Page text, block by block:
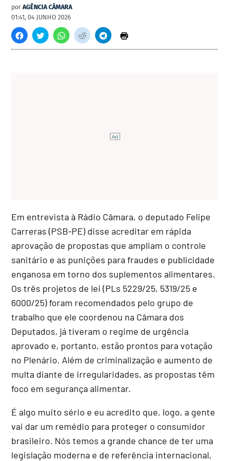
por AGÊNCIA CÂMARA
01:41, 04 JUNHO 2026
Em entrevista à Rádio Câmara, o deputado Felipe
Carreras (PSB-PE) disse acreditar em rápida
aprovação de propostas que ampliam o controle
sanitário e as punições para fraudes e publicidade
enganosa em torno dos suplementos alimentares.
Os três projetos de lei (PLs 5229/25, 5319/25 e
6000/25) foram recomendados pelo grupo de
trabalho que ele coordenou na Câmara dos
Deputados, já tiveram o regime de urgência
aprovado e, portanto, estão prontos para votação
no Plenário. Além de criminalização e aumento de
multa diante de irregularidades, as propostas têm
foco em segurança alimentar.
É algo muito sério e eu acredito que, logo, a gente
vai dar um remédio para proteger o consumidor
brasileiro. Nós temos a grande chance de ter uma
legislação moderna e de referência internacional,